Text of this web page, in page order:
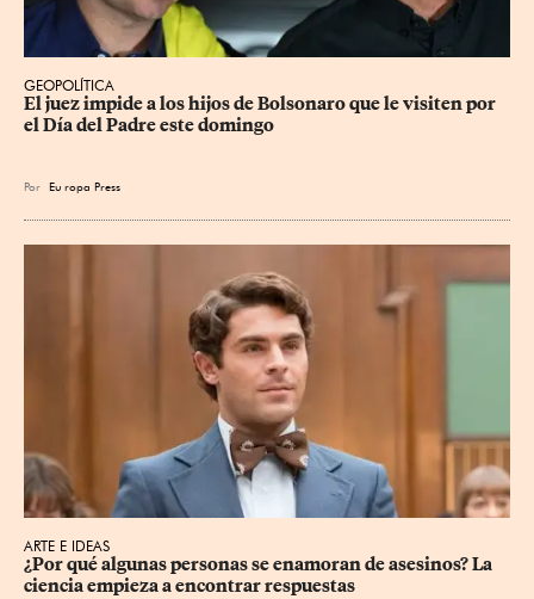
GEOPOLÍTICA
El juez impide a los hijos de Bolsonaro que le visiten por
el Día del Padre este domingo
Por Eu ropa Press
ARTE E IDEAS
¿Por qué algunas personas se enamoran de asesinos? La
ciencia empieza a encontrar respuestas